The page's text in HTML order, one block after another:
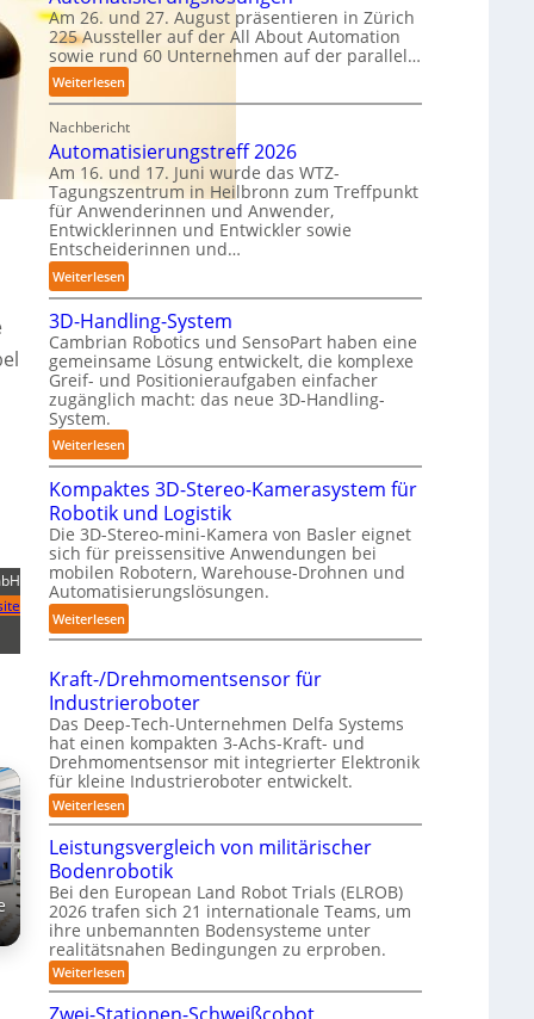
T
a
u
c
r
o
b
o
t
e
r
n
e
n
p
e
r
C
o
b
o
t
Am 26. und 27. August präsentieren in Zürich
225 Aussteller auf der All About Automation
sowie rund 60 Unternehmen auf der parallel…
Weiterlesen:
A
A
A
Z
ü
r
i
c
h
T
r
e
f
p
u
n
k
t
f
ü
r
p
i
s
n
a
h
e
A
u
t
o
m
a
t
i
Nachbericht
Automatisierungstreff 2026
Am 16. und 17. Juni wurde das WTZ-
Tagungszentrum in Heilbronn zum Treffpunkt
für Anwenderinnen und Anwender,
Entwicklerinnen und Entwickler sowie
Entscheiderinnen und…
Weiterlesen:
A
u
t
o
m
a
t
i
i
e
r
u
n
g
s
r
e
f
f
2
0
2
6
3D-Handling-System
Cambrian Robotics und SensoPart haben eine
gemeinsame Lösung entwickelt, die komplexe
Greif- und Positionieraufgaben einfacher
zugänglich macht: das neue 3D-Handling-
System.
Weiterlesen:
3
D
-
H
a
n
d
l
-
S
y
s
t
e
m
Kompaktes 3D-Stereo-Kamerasystem für
Robotik und Logistik
Die 3D-Stereo-mini-Kamera von Basler eignet
sich für preissensitive Anwendungen bei
mobilen Robotern, Warehouse-Drohnen und
Automatisierungslösungen.
Weiterlesen:
K
m
p
a
k
t
e
s
3
D
-
S
t
e
r
Kraft-/Drehmomentsensor für
Industrieroboter
Das Deep-Tech-Unternehmen Delfa Systems
hat einen kompakten 3-Achs-Kraft- und
Drehmomentsensor mit integrierter Elektronik
für kleine Industrieroboter entwickelt.
Weiterlesen:
K
a
f
t
-
/
D
r
e
h
m
Leistungsvergleich von militärischer
Bodenrobotik
Bei den European Land Robot Trials (ELROB)
2026 trafen sich 21 internationale Teams, um
ihre unbemannten Bodensysteme unter
realitätsnahen Bedingungen zu erproben.
Weiterlesen:
L
e